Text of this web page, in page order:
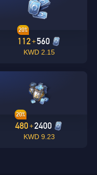
560
+
112
20%
2.15 KWD
2400
+
480
20%
9.23 KWD